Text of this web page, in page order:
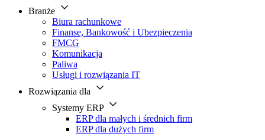
Branże
Biura rachunkowe
Finanse, Bankowość i Ubezpieczenia
FMCG
Komunikacja
Paliwa
Usługi i rozwiązania IT
Rozwiązania dla
Systemy ERP
ERP dla małych i średnich firm
ERP dla dużych firm